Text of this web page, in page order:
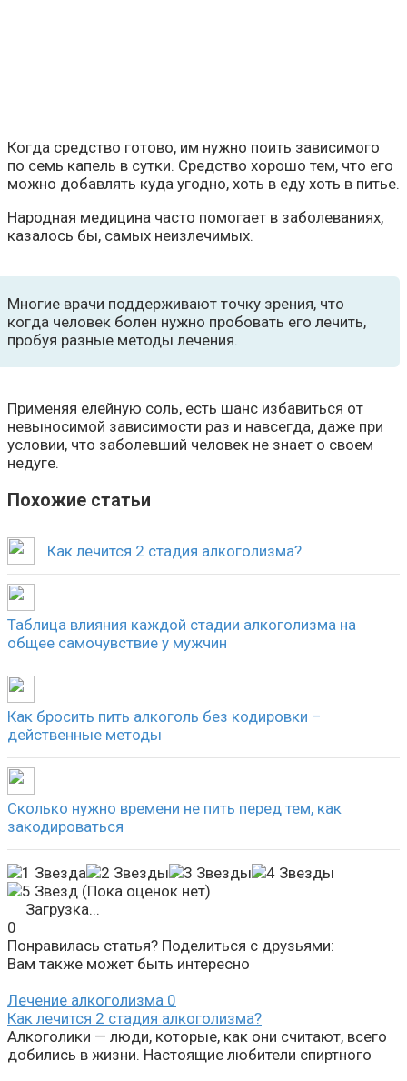
Когда средство готово, им нужно поить зависимого
по семь капель в сутки. Средство хорошо тем, что его
можно добавлять куда угодно, хоть в еду хоть в питье.
Народная медицина часто помогает в заболеваниях,
казалось бы, самых неизлечимых.
Многие врачи поддерживают точку зрения, что
когда человек болен нужно пробовать его лечить,
пробуя разные методы лечения.
Применяя елейную соль, есть шанс избавиться от
невыносимой зависимости раз и навсегда, даже при
условии, что заболевший человек не знает о своем
недуге.
Похожие статьи
Как лечится 2 стадия алкоголизма?
Таблица влияния каждой стадии алкоголизма на
общее самочувствие у мужчин
Как бросить пить алкоголь без кодировки –
действенные методы
Сколько нужно времени не пить перед тем, как
закодироваться
(Пока оценок нет)
Загрузка...
0
Понравилась статья? Поделиться с друзьями:
Вам также может быть интересно
Лечение алкоголизма 0
Как лечится 2 стадия алкоголизма?
Алкоголики — люди, которые, как они считают, всего
добились в жизни. Настоящие любители спиртного